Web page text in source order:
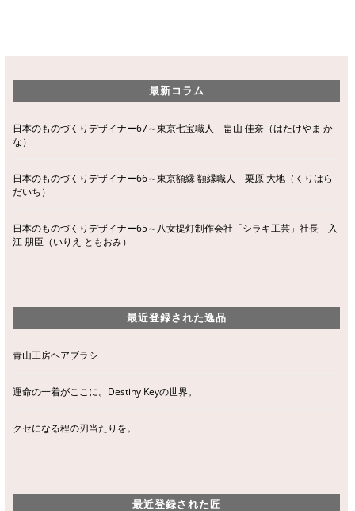
最新コラム
日本のものづくりデザイナー67～東京七宝職人 畠山 佳奈（はたけやま か
な）
日本のものづくりデザイナー66～東京額縁 額縁職人 栗原 大地（くりはら
だいち）
日本のものづくりデザイナー65～八女提灯制作会社「シラキ工芸」社長 入
江 朋臣（いりえ ともおみ）
最近登録された逸品
青山工房ヘアブラシ
運命の一着がここに。Destiny Keyの世界。
クセになる程の刃当たりを。
最近登録された匠